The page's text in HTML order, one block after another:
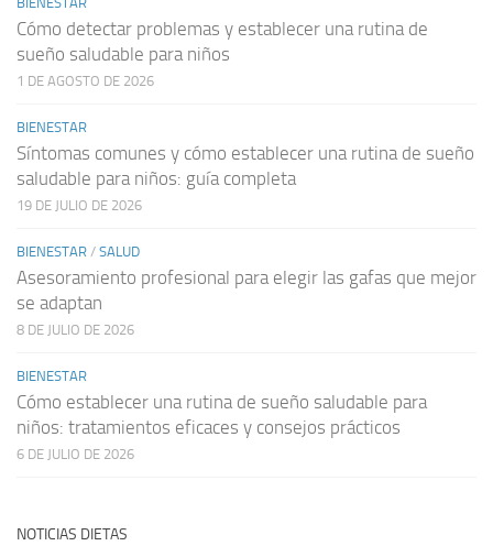
Cómo detectar problemas y establecer una rutina de
sueño saludable para niños
1 DE AGOSTO DE 2026
BIENESTAR
Síntomas comunes y cómo establecer una rutina de sueño
saludable para niños: guía completa
19 DE JULIO DE 2026
BIENESTAR / SALUD
Asesoramiento profesional para elegir las gafas que mejor
se adaptan
8 DE JULIO DE 2026
BIENESTAR
Cómo establecer una rutina de sueño saludable para
niños: tratamientos eficaces y consejos prácticos
6 DE JULIO DE 2026
NOTICIAS DIETAS